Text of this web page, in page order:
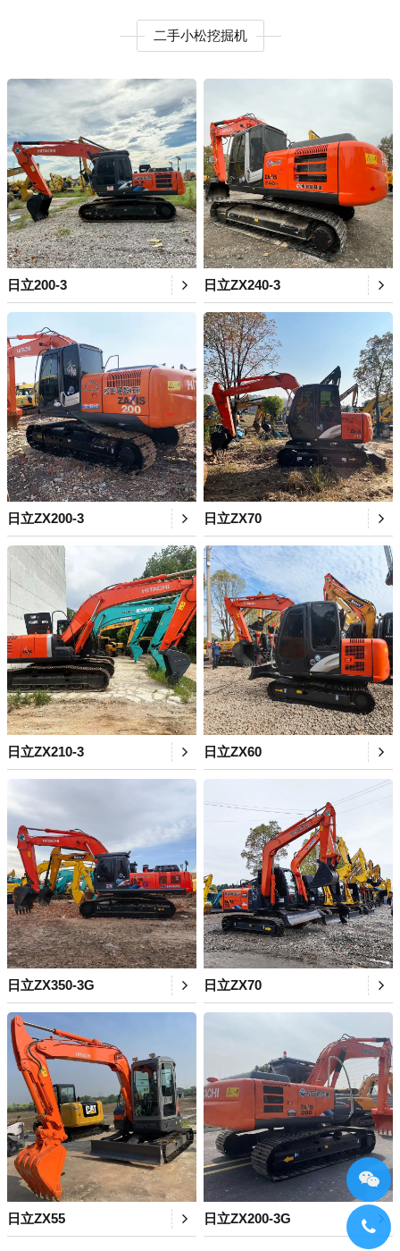
二手小松挖掘机
日立200-3 日立ZX240-3
日立ZX200-3 日立ZX70
日立ZX210-3 日立ZX60
日立ZX350-3G 日立ZX70
日立ZX55 日立ZX200-3G